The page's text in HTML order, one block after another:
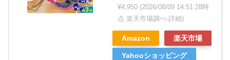
¥4,950 (2026/08/09 14:51:28時
点 楽天市場調べ-詳細)
Amazon 楽天市場
Yahooショッピング